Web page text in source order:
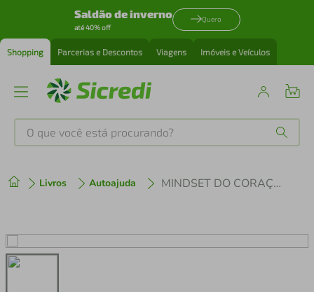
Saldão de inverno
até 40% off
Quero
Shopping Parcerias e Descontos Viagens Imóveis e Veículos
O que você está procurando?
Livros Autoajuda MINDSET DO CORAÇÃO
2º cafeteira